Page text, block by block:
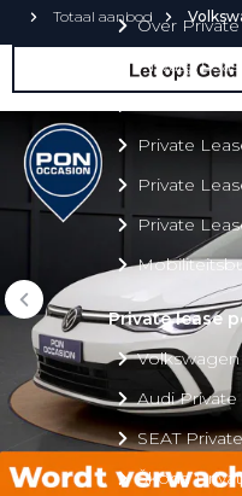
Over
Private
Private
Private
Private
Private lease
Audi Private
SEAT
Škoda
Totaal aanbod